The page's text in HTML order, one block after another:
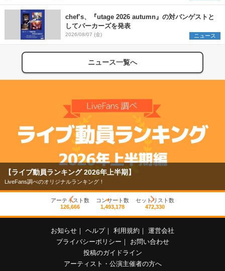
chef’s、『utage 2026 autumn』の対バンゲストと
してパーカーズを発表
2026/08/07 (金) ニュース
ニュース一覧へ
【フェス特集2026】
今年もフェスの季節がやってきた！
アーティスト数
126,666
コンサート数
1,493,178
セットリスト数
472,330
お知らせ ヘルプ 利用規約
運営会社
プライバシーポリシー
お問い合わせ
投稿のガイドライン
アーティスト・公演主催者の方へ